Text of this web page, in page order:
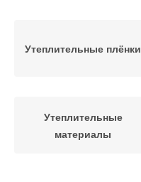
Утеплительные плёнки
Утеплительные
материалы